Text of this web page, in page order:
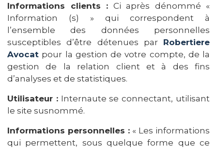
Informations clients : Ci après dénommé «
Information (s) » qui correspondent à
l’ensemble des données personnelles
susceptibles d’être détenues par Robertiere
Avocat pour la gestion de votre compte, de la
gestion de la relation client et à des fins
d’analyses et de statistiques.
Utilisateur :Internaute se connectant, utilisant
le site susnommé.
Informations personnelles : « Les informations
qui permettent, sous quelque forme que ce